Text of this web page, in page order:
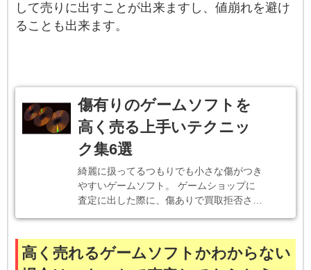
して売りに出すことが出来ますし、値崩れを避け
ることも出来ます。
傷有りのゲームソフトを
高く売る上手いテクニッ
ク集6選
綺麗に扱ってるつもりでも小さな傷がつき
やすいゲームソフト。 ゲームショップに
査定に出した際に、傷ありで買取拒否さ…
高く売れるゲームソフトかわからない